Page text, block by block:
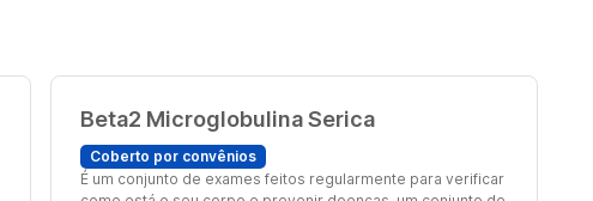
Beta2 Microglobulina Serica
Coberto por convênios
É um conjunto de exames feitos regularmente para verificar